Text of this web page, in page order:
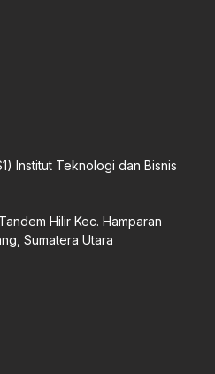
Institut Teknologi dan Bisnis
Hilir Kec. Hamparan
Sumatera Utara